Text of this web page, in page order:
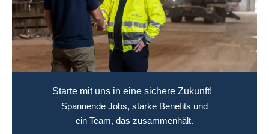
Starte mit uns in eine sichere Zukunft!
Spannende Jobs, starke Benefits und
ein Team, das zusammenhält.